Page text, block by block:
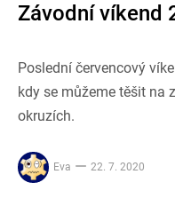
Závodní víkend
Poslední červencový
kdy se můžeme těšit na
okruzích.
Eva 22. 7. 2020